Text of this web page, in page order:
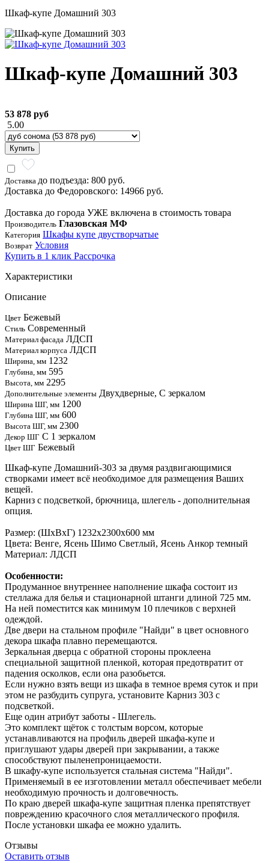
Шкаф-купе Домашний 303
Шкаф-купе Домашний 303
53 878 руб
5.00
Купить
Доставка до подъезда: 800 руб.
Доставка до Федоровского: 14966 руб.
Доставка до города УЖЕ включена в стоимость товара
Производитель Глазовская МФ
Категория Шкафы купе двустворчатые
Возврат Условия
Купить в 1 клик Рассрочка
Характеристики
Описание
Цвет Бежевый
Стиль Современный
Материал фасада ЛДСП
Материал корпуса ЛДСП
Ширина, мм 1232
Глубина, мм 595
Высота, мм 2295
Дополнительные элементы Двухдверные, С зеркалом
Ширина ШГ, мм 1200
Глубина ШГ, мм 600
Высота ШГ, мм 2300
Декор ШГ С 1 зеркалом
Цвет ШГ Бежевый
Шкаф-купе Домашний-303 за двумя раздвигающимися
створками имеет всё необходимое для размещения Ваших
вещей.
Карниз с подсветкой, брючница, шлегель - дополнительная
опция.
Размер: (ШхВхГ) 1232х2300х600 мм
Цвета: Венге, Ясень Шимо Светлый, Ясень Анкор темный
Материал: ЛДСП
Особенности:
Продуманное внутреннее наполнение шкафа состоит из
стеллажа для белья и стационарной штанги длиной 725 мм.
На ней поместится как минимум 10 плечиков с верхней
одеждой.
Две двери на стальном профиле "Найди" в цвет основного
декора шкафа плавно перемещаются.
Зеркальная дверца с обратной стороны проклеена
специальной защитной пленкой, которая предотвратит от
падения осколков, если она разобьется.
Если нужно взять вещи из шкафа в темное время суток и при
этом не разбудить супруга, установите Карниз 303 с
подсветкой.
Еще один атрибут заботы - Шлегель.
Это комплект щёток с толстым ворсом, которые
устанавливаются на профиль дверей шкафа-купе и
приглушают удары дверей при закрывании, а также
способствуют пыленепроницаемости.
В шкафу-купе используется стальная система "Найди".
Применяемый в ее изготовлении металл обеспечивает мебели
необходимую прочность и долговечность.
По краю дверей шкафа-купе защитная пленка препятствует
повреждению красочного слоя металлического профиля.
После установки шкафа ее можно удалить.
Отзывы
Оставить отзыв